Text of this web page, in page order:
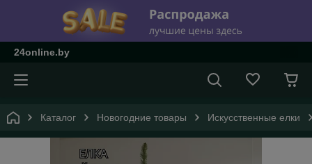
24online.by
Каталог Новогодние товары Искусственные елки